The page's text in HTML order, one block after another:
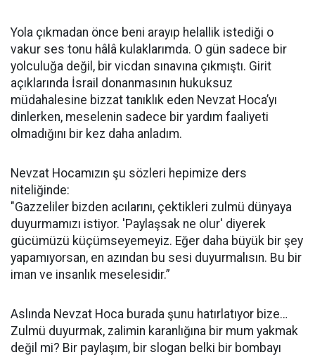
Yola çıkmadan önce beni arayıp helallik istediği o
vakur ses tonu hâlâ kulaklarımda. O gün sadece bir
yolculuğa değil, bir vicdan sınavına çıkmıştı. Girit
açıklarında İsrail donanmasının hukuksuz
müdahalesine bizzat tanıklık eden Nevzat Hoca’yı
dinlerken, meselenin sadece bir yardım faaliyeti
olmadığını bir kez daha anladım.
Nevzat Hocamızın şu sözleri hepimize ders
niteliğinde:
"Gazzeliler bizden acılarını, çektikleri zulmü dünyaya
duyurmamızı istiyor. 'Paylaşsak ne olur' diyerek
gücümüzü küçümseyemeyiz. Eğer daha büyük bir şey
yapamıyorsan, en azından bu sesi duyurmalısın. Bu bir
iman ve insanlık meselesidir.”
Aslında Nevzat Hoca burada şunu hatırlatıyor bize…
Zulmü duyurmak, zalimin karanlığına bir mum yakmak
değil mi? Bir paylaşım, bir slogan belki bir bombayı